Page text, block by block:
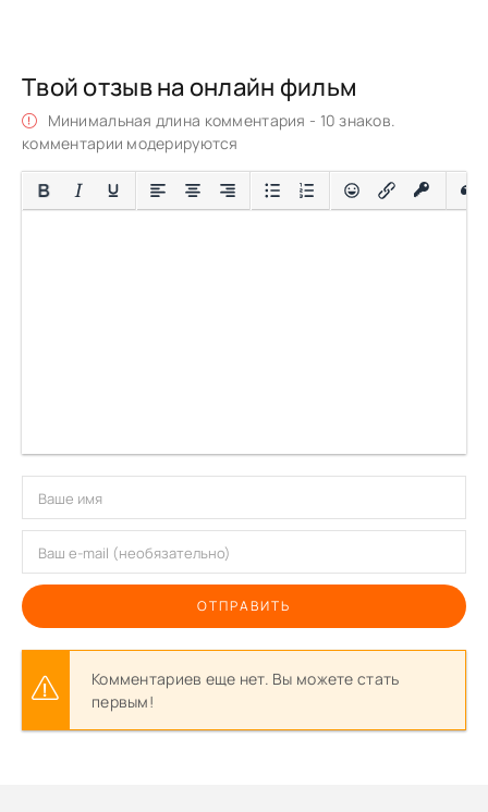
Твой отзыв на онлайн фильм
Минимальная длина комментария - 10 знаков.
комментарии модерируются
ОТПРАВИТЬ
Комментариев еще нет. Вы можете стать
первым!